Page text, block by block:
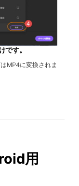
す。
MP4に変換されま
用